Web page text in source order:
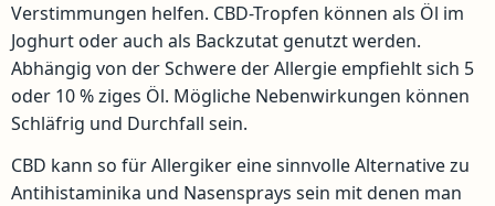
Verstimmungen helfen. CBD-Tropfen können als Öl im
Joghurt oder auch als Backzutat genutzt werden.
Abhängig von der Schwere der Allergie empfiehlt sich 5
oder 10 % ziges Öl. Mögliche Nebenwirkungen können
Schläfrig und Durchfall sein.
CBD kann so für Allergiker eine sinnvolle Alternative zu
Antihistaminika und Nasensprays sein mit denen man